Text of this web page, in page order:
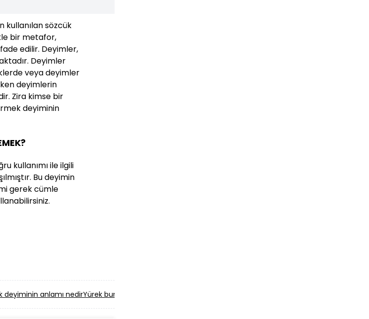
kullanılan sözcük
bir metafor,
edilir. Deyimler,
Deyimler
veya deyimler
deyimlerin
Zira kimse bir
deyiminin
kullanımı ile ilgili
Bu deyimin
gerek cümle
deyiminin anlamı nedirYürek burkmak deyiminin anlamı nedir